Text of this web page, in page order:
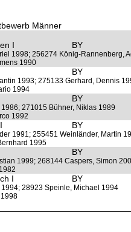
Männer
I
BY
1998; 256274 König-Rannenberg,
1990
BY
1993; 275133 Gerhard, Dennis
1994
BY
271015 Bühner, Niklas 1989
1992
BY
1991; 255451 Weinländer, Martin
1995
BY
1999; 268144 Caspers, Simon
I BY
28923 Speinle, Michael 1994